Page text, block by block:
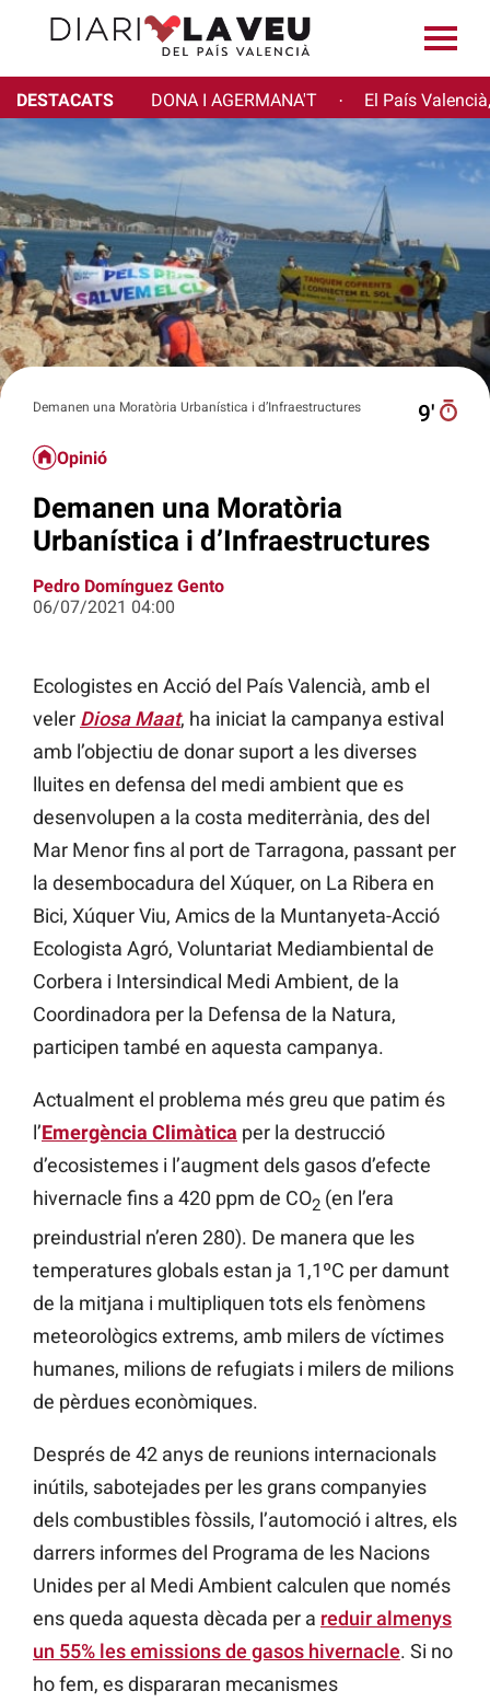
DESTACATS DONA I AGERMANA'T · El País
Demanen una Moratòria Urbanística i d’Infraestructures 9′
Opinió
Demanen una Moratòria
Urbanística i d’Infraestructures
Pedro Domínguez Gento
06/07/2021 04:00
Ecologistes en Acció del País Valencià, amb el
veler Diosa Maat, ha iniciat la campanya estival
amb l’objectiu de donar suport a les diverses
lluites en defensa del medi ambient que es
desenvolupen a la costa mediterrània, des del
Mar Menor fins al port de Tarragona, passant per
la desembocadura del Xúquer, on La Ribera en
Bici, Xúquer Viu, Amics de la Muntanyeta-Acció
Ecologista Agró, Voluntariat Mediambiental de
Corbera i Intersindical Medi Ambient, de la
Coordinadora per la Defensa de la Natura,
participen també en aquesta campanya.
Actualment el problema més greu que patim és
l’Emergència Climàtica per la destrucció
d’ecosistemes i l’augment dels gasos d’efecte
hivernacle fins a 420 ppm de CO2 (en l’era
preindustrial n’eren 280). De manera que les
temperatures globals estan ja 1,1ºC per damunt
de la mitjana i multipliquen tots els fenòmens
meteorològics extrems, amb milers de víctimes
humanes, milions de refugiats i milers de milions
de pèrdues econòmiques.
Després de 42 anys de reunions internacionals
inútils, sabotejades per les grans companyies
dels combustibles fòssils, l’automoció i altres, els
darrers informes del Programa de les Nacions
Unides per al Medi Ambient calculen que només
ens queda aquesta dècada per a reduir almenys
un 55% les emissions de gasos hivernacle. Si no
ho fem, es dispararan mecanismes